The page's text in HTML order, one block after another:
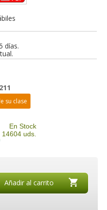
días.
su clase
En Stock
14604 uds.
Añadir al carrito